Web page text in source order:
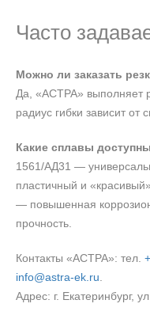
Часто
Можно ли заказать
Да, «АСТРА» выполняет
радиус гибки зависит от
Какие сплавы
1561/АД31 —
пластичный и
— повышенная
прочность.
Контакты «АСТРА»: тел.
info@astra-ek.ru
Адрес: г. Екатеринбург,